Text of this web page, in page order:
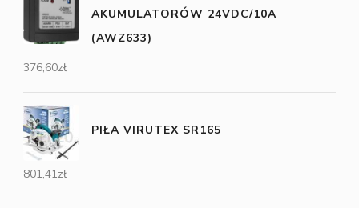
AKUMULATORÓW 24VDC/10A
(AWZ633)
376,60zł
PIŁA VIRUTEX SR165
801,41zł